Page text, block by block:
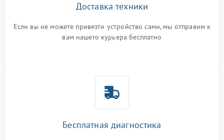
Доставка техники
Если вы не можете привезти устройство сами, мы отправим к
вам нашего курьера бесплатно
Бесплатная диагностика